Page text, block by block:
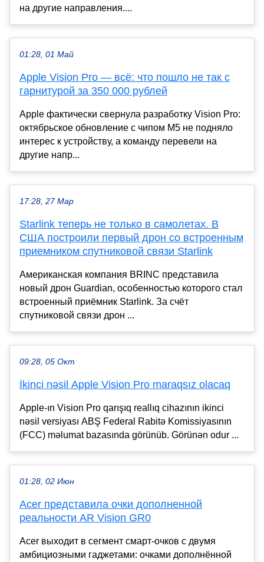
на другие направления....
01:28, 01 Май
Apple Vision Pro — всё: что пошло не так с
гарнитурой за 350 000 рублей
Apple фактически свернула разработку Vision Pro:
октябрьское обновление с чипом M5 не подняло
интерес к устройству, а команду перевели на
другие напр...
17:28, 27 Мар
Starlink теперь не только в самолетах. В
США построили первый дрон со встроенным
приемником спутниковой связи Starlink
Американская компания BRINC представила
новый дрон Guardian, особенностью которого стал
встроенный приёмник Starlink. За счёт
спутниковой связи дрон ...
09:28, 05 Окт
İkinci nəsil Apple Vision Pro maraqsız olacaq
Apple-ın Vision Pro qarışıq reallıq cihazının ikinci
nəsil versiyası ABŞ Federal Rabitə Komissiyasının
(FCC) məlumat bazasında görünüb. Görünən odur ...
01:28, 02 Июн
Acer представила очки дополненной
реальности AR Vision GR0
Acer выходит в сегмент смарт-очков с двумя
амбициозными гаджетами: очками дополнённой